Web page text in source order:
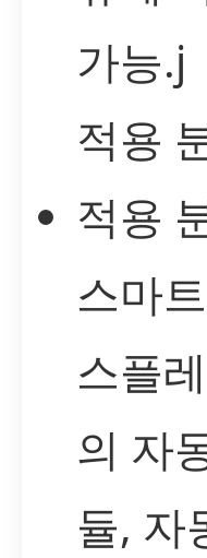
가능.j
적용
적용
스마
스플
의 자
듈, 자